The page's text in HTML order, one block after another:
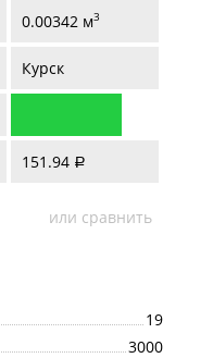
0.00342 м3
Курск
151.94 a
или сравнить
19
3000